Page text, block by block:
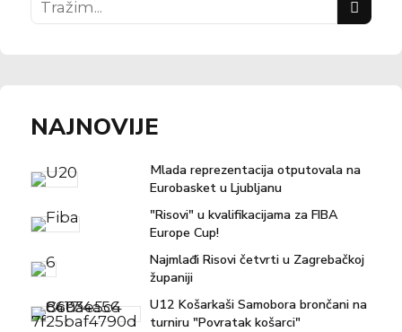
NAJNOVIJE
Mlada reprezentacija otputovala na
Eurobasket u Ljubljanu
"Risovi" u kvalifikacijama za FIBA
Europe Cup!
Najmlađi Risovi četvrti u Zagrebačkoj
županiji
U12 Košarkaši Samobora brončani na
turniru "Povratak košarci"